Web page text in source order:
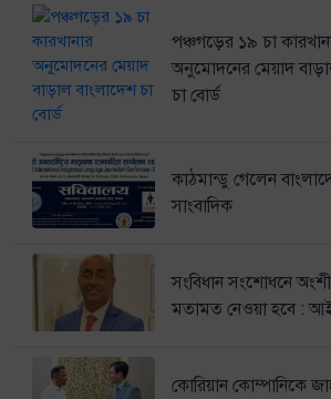
পঞ্চগড়ের ১৯ চা
অনুমোদনের মেয়াদ
চা বোর্ড
কাঠমান্ডু গেলেন
সাংবাদিক
সংবিধান সংশোধনে
মতামত নেওয়া হবে :
কোরিয়ান কোম্পানিকে